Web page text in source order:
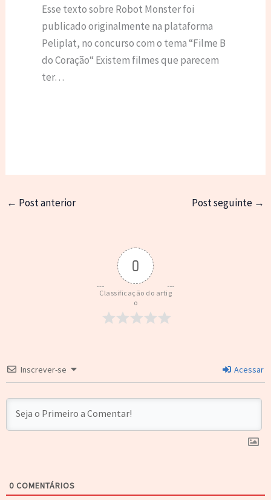
Esse texto sobre Robot Monster foi
publicado originalmente na plataforma
Peliplat, no concurso com o tema “Filme B
do Coração“ Existem filmes que parecem
ter…
← Post anterior Post seguinte →
0
Classificação do artig
o
Inscrever-se Acessar
0 COMENTÁRIOS